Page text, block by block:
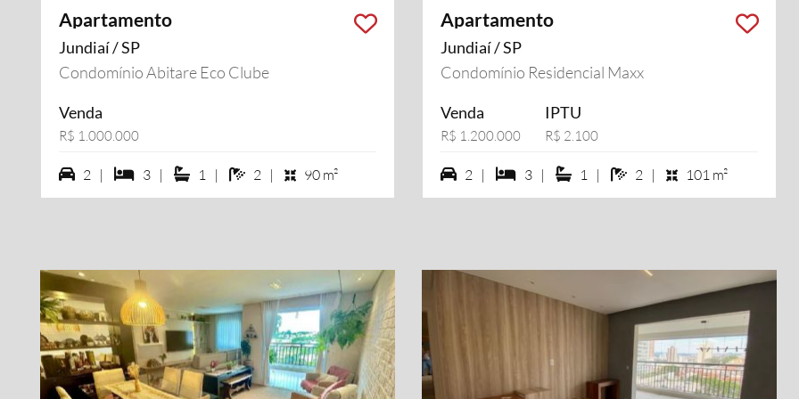
Apartamento
Jundiaí / SP
Condomínio Abitare Eco Clube
Venda
R$ 1.000.000
2 vagas na garagem
2 | 3 dormiórios
3 | 1 suítes
1 | 2 banheiros
2 | 90 m²
Apartamento
Jundiaí / SP
Condomínio Residencial Maxx
Venda
R$ 1.200.000
IPTU
R$ 2.100
2 vagas na garagem
2 | 3 dormiórios
3 | 1 suítes
1 | 2 banheiros
2 | 101 m²